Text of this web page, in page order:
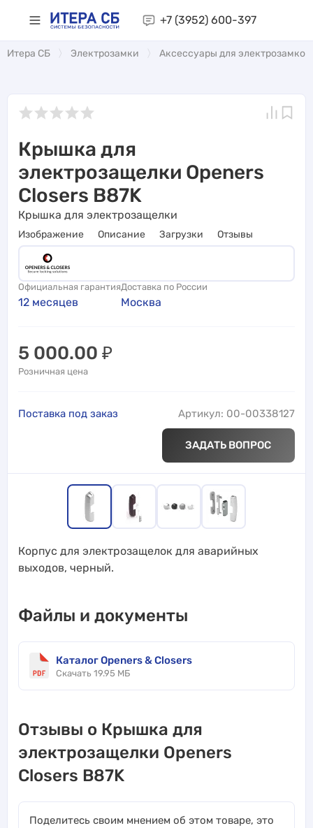
+7 (3952) 600-397
Итера СБ Электрозамки Аксессуары для электрозамков
Крышка для
электрозащелки Openers
Closers B87K
Крышка для электрозащелки
Изображение Описание Загрузки Отзывы
Официальная гарантия
12 месяцев
Доставка по России
Москва
5 000.00 ₽
Розничная цена
Поставка под заказ Артикул: 00-00338127
ЗАДАТЬ ВОПРОС
Корпус для электрозащелок для аварийных
выходов, черный.
Файлы и документы
Каталог Openers & Closers
Скачать 19.95 МБ
Отзывы о Крышка для
электрозащелки Openers
Closers B87K
Поделитесь своим мнением об этом товаре, это